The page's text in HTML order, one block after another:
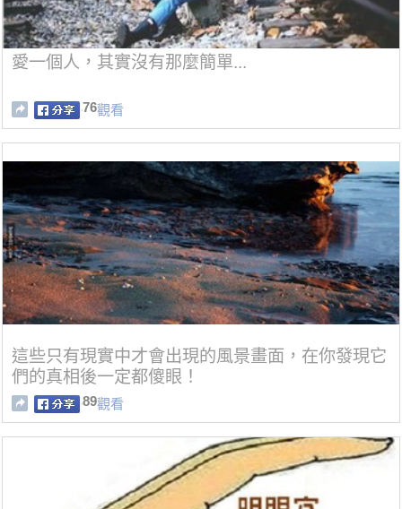
愛一個人，其實沒有那麼簡單...
76觀看
這些只有現實中才會出現的風景畫面，在你發現它
們的真相後一定都傻眼！
89觀看